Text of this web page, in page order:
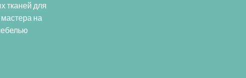
тканей для
на